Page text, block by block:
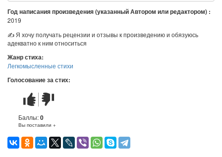
Год написания произведения (указанный Автором или редактором) :
2019
✍ Я хочу получать рецензии и отзывы к произведению и обязуюсь
адекватно к ним относиться
Жанр стиха:
Легкомысленные стихи
Голосование за стих:
Стих
понравился
Стих
не
понравился
Баллы:0
Вы поставили +